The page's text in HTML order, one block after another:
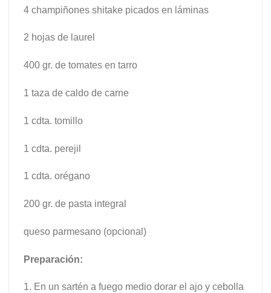
4 champiñones shitake picados en láminas
2 hojas de laurel
400 gr. de tomates en tarro
1 taza de caldo de carne
1 cdta. tomillo
1 cdta. perejil
1 cdta. orégano
200 gr. de pasta integral
queso parmesano (opcional)
Preparación:
1. En un sartén a fuego medio dorar el ajo y cebolla